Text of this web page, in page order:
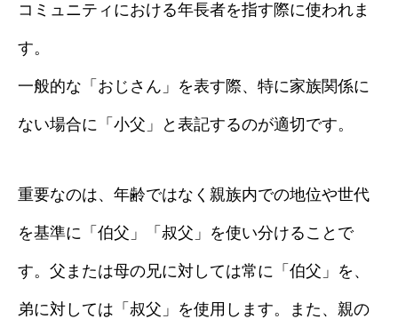
コミュニティにおける年長者を指す際に使われま
す。
一般的な「おじさん」を表す際、特に家族関係に
ない場合に「小父」と表記するのが適切です。
重要なのは、年齢ではなく親族内での地位や世代
を基準に「伯父」「叔父」を使い分けることで
す。父または母の兄に対しては常に「伯父」を、
弟に対しては「叔父」を使用します。また、親の